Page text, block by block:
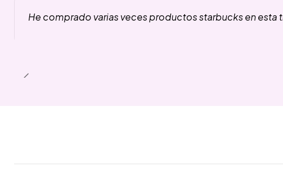
He comprado varias veces productos starbucks en